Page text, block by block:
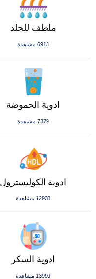
ملطف للجلد
6913 مشاهدة
ادوية الحموضة
7379 مشاهدة
ادوية الكوليسترول
12930 مشاهدة
ادوية السكر
13999 مشاهدة